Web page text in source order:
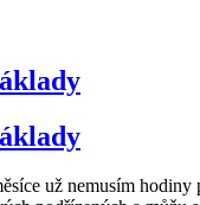
už nemusím hodiny